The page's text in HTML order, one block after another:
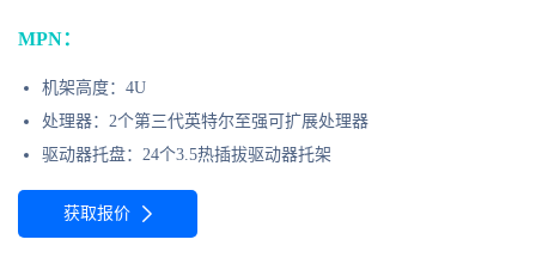
MPN：
机架高度：4U
处理器：2个第三代英特尔至强可扩展处理器
驱动器托盘：24个3.5热插拔驱动器托架
获取报价